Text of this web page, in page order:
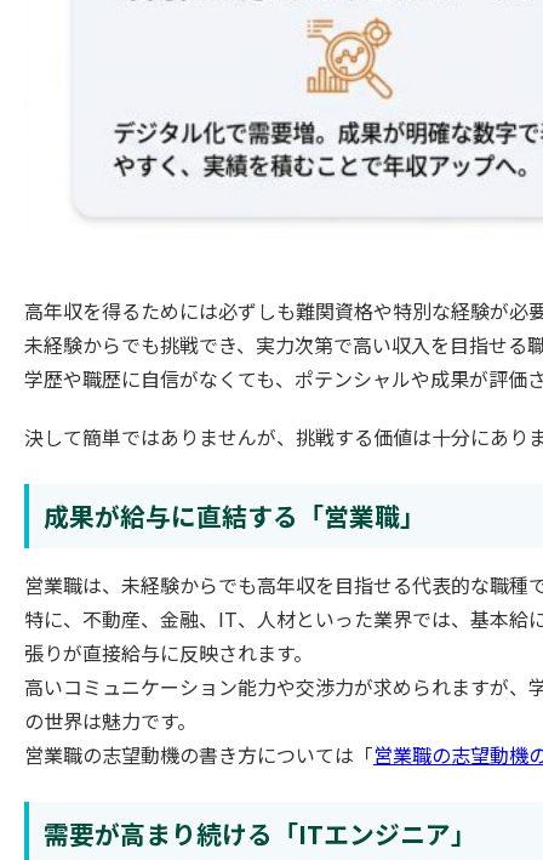
高年収を得るためには必ずしも難関資格や特別な経験が必
未経験からでも挑戦でき、実力次第で高い収入を目指せる
学歴や職歴に自信がなくても、ポテンシャルや成果が評価
決して簡単ではありませんが、挑戦する価値は十分にあり
成果が給与に直結する「営業職」
営業職は、未経験からでも高年収を目指せる代表的な職種
特に、不動産、金融、IT、人材といった業界では、基本
張りが直接給与に反映されます。
高いコミュニケーション能力や交渉力が求められますが
の世界は魅力です。
営業職の志望動機の書き方については「営業職の志望動機
需要が高まり続ける「ITエンジニア」